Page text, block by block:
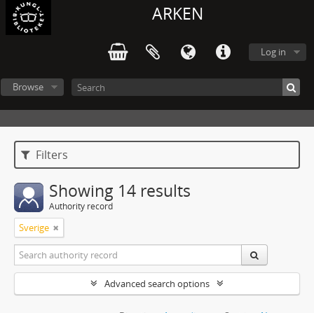
ARKEN
Log in
Browse
Filters
Showing 14 results
Authority record
Sverige
Advanced search options